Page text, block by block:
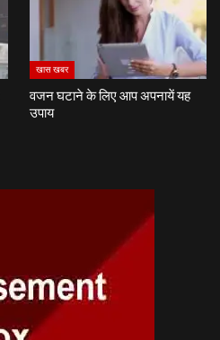
खास खबर
वजन घटाने के लिए आप अपनायें यह
उपाय